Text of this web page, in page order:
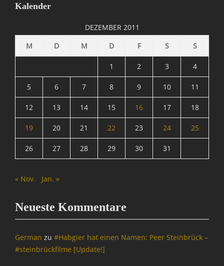
,
n
o
m
t
n
,
o
Kalender
DEZEMBER 2011
M
D M D F S S
1 2 3 4
5 6 7 8 9 10 11
12 13 14 15 16 17 18
19 20 21 22 23 24 25
26 27 28 29 30 31
« Nov. Jan. »
Neueste Kommentare
German zu #Habgier hat einen Namen: Peer Steinbrück –
#steinbrückfilme [Update!]